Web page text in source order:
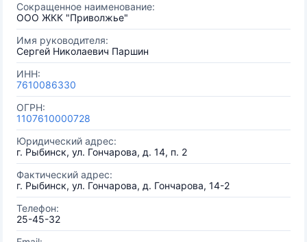
Сокращенное наименование:
ООО ЖКК "Приволжье"
Имя руководителя:
Сергей Николаевич Паршин
ИНН:
7610086330
ОГРН:
1107610000728
Юридический адрес:
г. Рыбинск, ул. Гончарова, д. 14, п. 2
Фактический адрес:
г. Рыбинск, ул. Гончарова, д. Гончарова, 14-2
Телефон:
25-45-32